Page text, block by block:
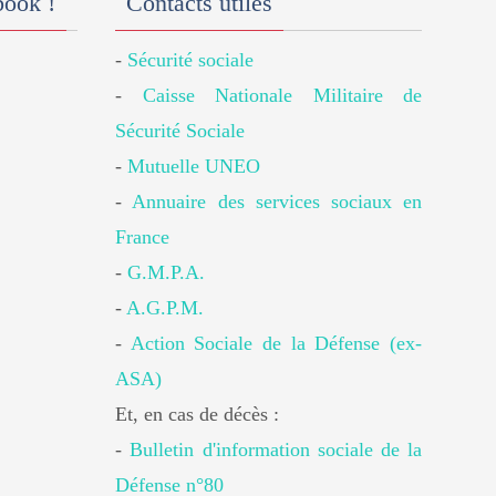
- Sécurité sociale
- Caisse Nationale Militaire de
Sécurité Sociale
-Mutuelle UNEO
-Annuaire des services sociaux en
France
-G.M.P.A.
-A.G.P.M.
- Action Sociale de la Défense (ex-
ASA)
Et, en cas de décès :
-Bulletin d'information sociale de la
Défense n°80